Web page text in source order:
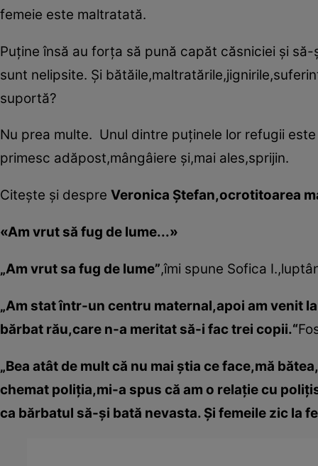
femeie este maltratată.
Puţine însă au forţa să pună capăt căsniciei şi
sunt nelipsite. Şi
suportă?
Nu prea multe. Unul dintre puţinele lor refugii
primesc adăpost,mângâiere şi,mai ales,sprijin.
Citeşte şi despre Veronica Ştefan,ocrotitoarea
«Am vrut să fug de lume...»
„Am vrut sa fug de lume”,îmi spune Sofica
„Am stat într-un centru maternal,apoi am venit
bărbat rău,care n-a meritat să-i fac trei copii.“
„Bea atât de mult că nu mai ştia ce face,mă
chemat poliţia,mi-a spus că am o relaţie cu
ca bărbatul să-şi bată nevasta. Şi femeile zic la